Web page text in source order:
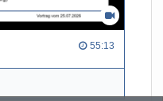
55:13